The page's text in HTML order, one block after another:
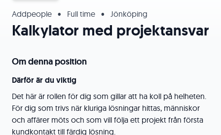
Addpeople • Full time • Jönköping
Kalkylator med projektansvar
Om denna position
Därför är du viktig
Det här är rollen för dig som gillar att ha koll på helheten.
För dig som trivs när kluriga lösningar hittas, människor
och affärer möts och som vill följa ett projekt från första
kundkontakt till färdig lösning.